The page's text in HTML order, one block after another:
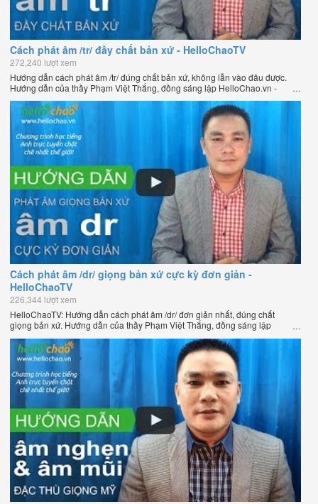
Cách phát âm /tr/ đầy chất bản xứ - HelloChaoTV
272,240 lượt xem
Hướng dẫn cách phát âm /tr/ đúng chất bản xứ, không lẫn vào đâu được.
Hướng dẫn của thầy Phạm Việt Thắng, đồng sáng lập HelloChao.vn -
Chương trình dạy tiếng Anh trực tuyến chặt chẽ nhất thế giới.
Cách phát âm /dr/ giọng bản xứ cực kỳ đơn giản -
HelloChaoTV
226,344 lượt xem
HelloChaoTV: Hướng dẫn cách phát âm /dr/ đơn giản nhất, đúng chất
giọng bản xứ. Hướng dẫn của thầy Phạm Việt Thắng, đồng sáng lập
HelloChao.vn - Chương trình dạy tiếng Anh trực tuyến chặt chẽ nhất thế
giới.